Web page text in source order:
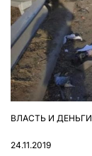
ОПУБЛІКУВАТИ
ВЛАСТЬ И ДЕНЬГИ
24.11.2019